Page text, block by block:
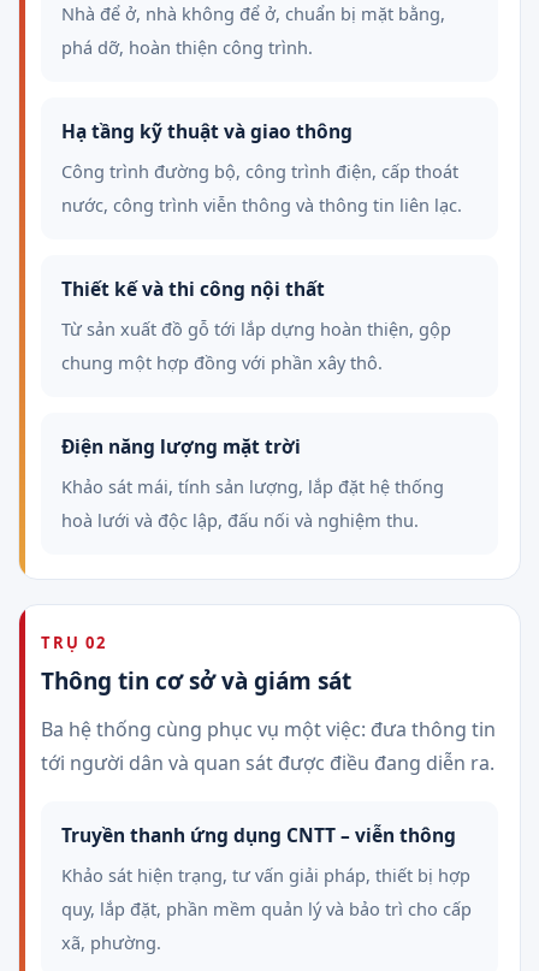
Nhà để ở, nhà không để ở, chuẩn bị mặt bằng,
phá dỡ, hoàn thiện công trình.
Hạ tầng kỹ thuật và giao thông
Công trình đường bộ, công trình điện, cấp thoát
nước, công trình viễn thông và thông tin liên lạc.
Thiết kế và thi công nội thất
Từ sản xuất đồ gỗ tới lắp dựng hoàn thiện, gộp
chung một hợp đồng với phần xây thô.
Điện năng lượng mặt trời
Khảo sát mái, tính sản lượng, lắp đặt hệ thống
hoà lưới và độc lập, đấu nối và nghiệm thu.
TRỤ 02
Thông tin cơ sở và giám sát
Ba hệ thống cùng phục vụ một việc: đưa thông tin
tới người dân và quan sát được điều đang diễn ra.
Truyền thanh ứng dụng CNTT – viễn thông
Khảo sát hiện trạng, tư vấn giải pháp, thiết bị hợp
quy, lắp đặt, phần mềm quản lý và bảo trì cho cấp
xã, phường.